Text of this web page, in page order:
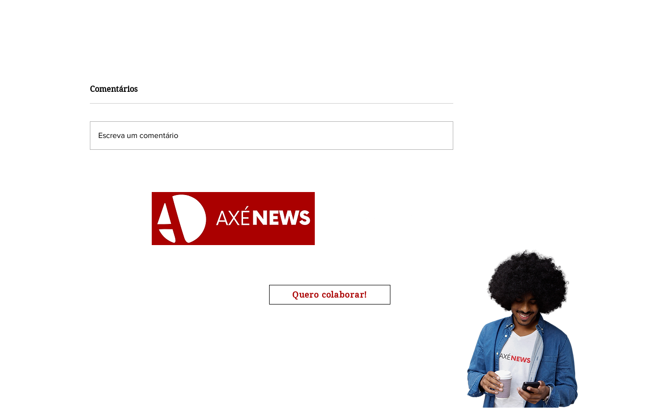
familiares no Ilé Asé
Olorogum
Comentários
Escreva um comentário
Quero colaborar!
#Umbanda | #Candomblé | #Omolokô | #Quimbanda | #Jurema | #Tambordemina |